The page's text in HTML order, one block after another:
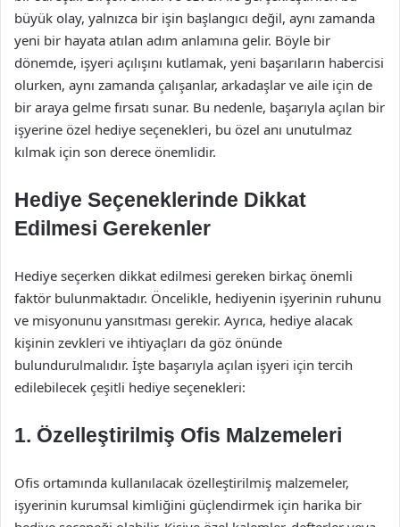
büyük olay, yalnızca bir işin başlangıcı değil, aynı zamanda
yeni bir hayata atılan adım anlamına gelir. Böyle bir
dönemde, işyeri açılışını kutlamak, yeni başarıların habercisi
olurken, aynı zamanda çalışanlar, arkadaşlar ve aile için de
bir araya gelme fırsatı sunar. Bu nedenle, başarıyla açılan bir
işyerine özel hediye seçenekleri, bu özel anı unutulmaz
kılmak için son derece önemlidir.
Hediye Seçeneklerinde Dikkat
Edilmesi Gerekenler
Hediye seçerken dikkat edilmesi gereken birkaç önemli
faktör bulunmaktadır. Öncelikle, hediyenin işyerinin ruhunu
ve misyonunu yansıtması gerekir. Ayrıca, hediye alacak
kişinin zevkleri ve ihtiyaçları da göz önünde
bulundurulmalıdır. İşte başarıyla açılan işyeri için tercih
edilebilecek çeşitli hediye seçenekleri:
1. Özelleştirilmiş Ofis Malzemeleri
Ofis ortamında kullanılacak özelleştirilmiş malzemeler,
işyerinin kurumsal kimliğini güçlendirmek için harika bir